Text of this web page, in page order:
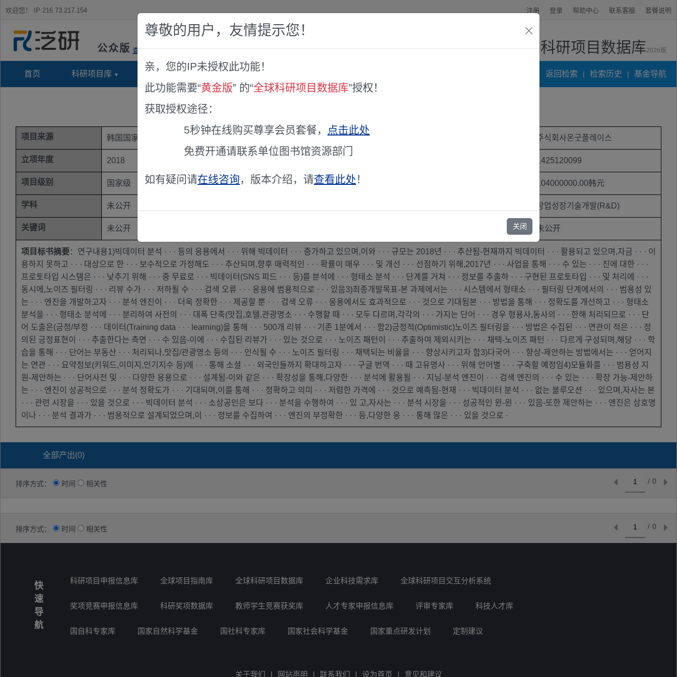
欢迎您！ IP:216.73.217.154 注册 登录 帮助中心 联系客服 套餐说明
公众版 查看说明 全球科研项目数据库2026版
首页 科研项目库 项目指南库 奖项竞赛库 返回检索 | 检索历史 | 基金导航
项目来源 韩国国家科技基金 项目主持人 김현규 주식회사온굿플레이스
立项年度 2018 1425120099
项目级别 国家级 研究期限 未知 / 未知 104000000.00韩元
学科 未公开 창업성장기술개발(R&D)
关键词 未公开 未公开
项目标书摘要：연구내용1)빅데이터 분석 · · · 등의 응용에서 · · · 위해 빅데이터 · · · 증가하고 있으며,이와 · · · 규모는 2018년 · · · 추산됨-현재까지 빅데이터 · · · 활용되고 있으며,자금 · · · 이
용하지 못하고 · · · 대상으로 한 · · · 보수적으로 가정해도 · · · 추산되며,향후 매력적인 · · · 확률이 매우 · · · 및 개선 · · · 선점하기 위해,2017년 · · · 사업을 통해 · · · 수 있는 · · · 진에 대한 · · ·
프로토타입 시스템은 · · · 낮추기 위해 · · · 중 무료로 · · · 빅데이터(SNS 피드 · · · 등)를 분석에 · · · 형태소 분석 · · · 단계를 거쳐 · · · 정보를 추출하 · · · 구현된 프로토타입 · · · 및 처리에 · · ·
동시에,노이즈 필터링 · · · 리뷰 수가 · · · 저하될 수 · · · 검색 오류 · · · 응용에 범용적으로 · · · 있음3)최종개발목표-본 과제에서는 · · · 시스템에서 형태소 · · · 필터링 단계에서의 · · · 범용성 있
는 · · · 엔진을 개발하고자 · · · 분석 엔진이 · · · 더욱 정확한 · · · 제공할 뿐 · · · 검색 오류 · · · 응용에서도 효과적으로 · · · 것으로 기대됨본 · · · 방법을 통해 · · · 정확도를 개선하고 · · · 형태소
분석을 · · · 형태소 분석에 · · · 분리하여 사전의 · · · 대폭 단축(맛집,호텔,관광명소 · · · 수행할 때 · · · 모두 다르며,각각의 · · · 가지는 단어 · · · 경우 형용사,동사의 · · · 한해 처리되므로 · · · 단
어 도출은(긍정/부정 · · · 데이터(Training data · · · learning)을 통해 · · · 500개 리뷰 · · · 기존 1분에서 · · · 함2)긍정적(Optimistic)노이즈 필터링을 · · · 방법은 수집된 · · · 연관이 적은 · · · 정
의된 긍정표현이 · · · 추출한다는 측면 · · · 수 있음-이에 · · · 수집된 리뷰가 · · · 있는 것으로 · · · 노이즈 패턴이 · · · 추출하여 제외시키는 · · · 채택-노이즈 패턴 · · · 다르게 구성되며,해당 · · · 학
습을 통해 · · · 단어는 부동산 · · · 처리되나,맛집/관광명소 등의 · · · 인식될 수 · · · 노이즈 필터링 · · · 채택되는 비율을 · · · 향상시키고자 함3)다국어 · · · 향상-제안하는 방법에서는 · · · 얻어지
는 연관 · · · 요약정보(키워드,이미지,인기지수 등)에 · · · 통해 소셜 · · · 외국인들까지 확대하고자 · · · 구글 번역 · · · 때 고유명사 · · · 위해 언어별 · · · 구축할 예정임4)모듈화를 · · · 범용성 지
원-제안하는 · · · 단어사전 및 · · · 다양한 응용으로 · · · 설계됨-이와 같은 · · · 확장성을 통해,다양한 · · · 분석에 활용될 · · · 지님-분석 엔진이 · · · 검색 엔진의 · · · 수 있는 · · · 확장 가능-제안하
는 · · · 엔진이 성공적으로 · · · 분석 정확도가 · · · 기대되며,이를 통해 · · · 정확하고 의미 · · · 저렴한 가격에 · · · 것으로 예측됨-현재 · · · 빅데이터 분석 · · · 없는 블루오션 · · · 있으며,자사는 본
· · · 관련 시장을 · · · 있을 것으로 · · · 빅데이터 분석 · · · 소상공인은 보다 · · · 분석을 수행하여 · · · 있 고,자사는 · · · 분석 시장을 · · · 성공적인 윈-윈 · · · 있음-또한 제안하는 · · · 엔진은 상호명
이나 · · · 분석 결과가 · · · 범용적으로 설계되었으며,이 · · · 정보를 수집하여 · · · 엔진의 부정확한 · · · 등,다양한 응 · · · 통해 많은 · · · 있을 것으로 ·
全部产出(0)
排序方式： 时间 相关性 0
/
排序方式： 时间 相关性 0
/
快
速
导
航
科研项目申报信息库 全球项目指南库 全球科研项目数据库 企业科技需求库 全球科研项目交互分析系统
奖项竞赛申报信息库 科研奖项数据库 教师学生竞赛获奖库 人才专家申报信息库 评审专家库 科技人才库
国自科专家库 国家自然科学基金 国社科专家库 国家社会科学基金 国家重点研发计划 定制建议
关于我们 | 网站声明 | 联系我们 | 设为首页 | 意见和建议
尊敬的用户，友情提示您！
亲，您的IP未授权此功能！
此功能需要“黄金版” 的“全球科研项目数据库”授权！
获取授权途径：
5秒钟在线购买尊享会员套餐，
点击此处
免费开通请联系单位图书馆资源部门
如有疑问请在线咨询，版本介绍，请查看此处 ！
关闭